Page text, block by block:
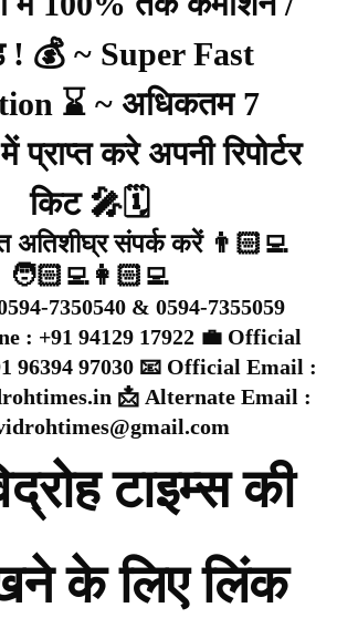
! 💰 ~ Super Fast
⌛ ~ अधिकतम 7
प्राप्त करे अपनी रिपोर्टर
किट 🎤🗓️
अतिशीघ्र संपर्क करें 👨🏻‍💻
🧑🏻‍💻👩🏻‍💻
7350540 & 0594-7355059
: +91 94129 17922 💼 Official
96394 97030 📧 Official Email :
📩 Alternate Email :
टाइम्स की
के लिए लिंक